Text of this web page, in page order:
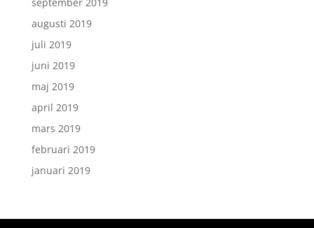
augusti 2019
juli 2019
juni 2019
maj 2019
april 2019
mars 2019
februari 2019
januari 2019